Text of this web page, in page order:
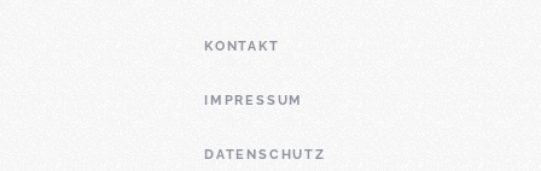
KONTAKT
IMPRESSUM
DATENSCHUTZ